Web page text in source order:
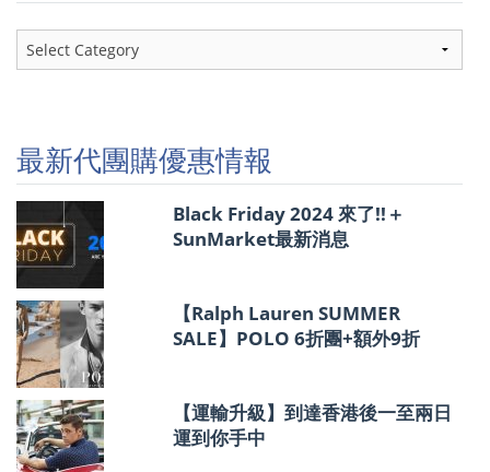
代
團
情
報
最新代團購優惠情報
Black Friday 2024 來了!!＋
SunMarket最新消息
【Ralph Lauren SUMMER
SALE】POLO 6折團+額外9折
【運輸升級】到達香港後一至兩日
運到你手中